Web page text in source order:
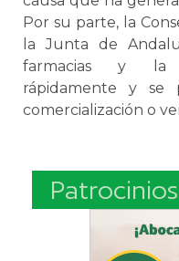
Por su parte, la
la Junta de
farmacias y la
rápidamente y se
comercialización o
Patrocinios